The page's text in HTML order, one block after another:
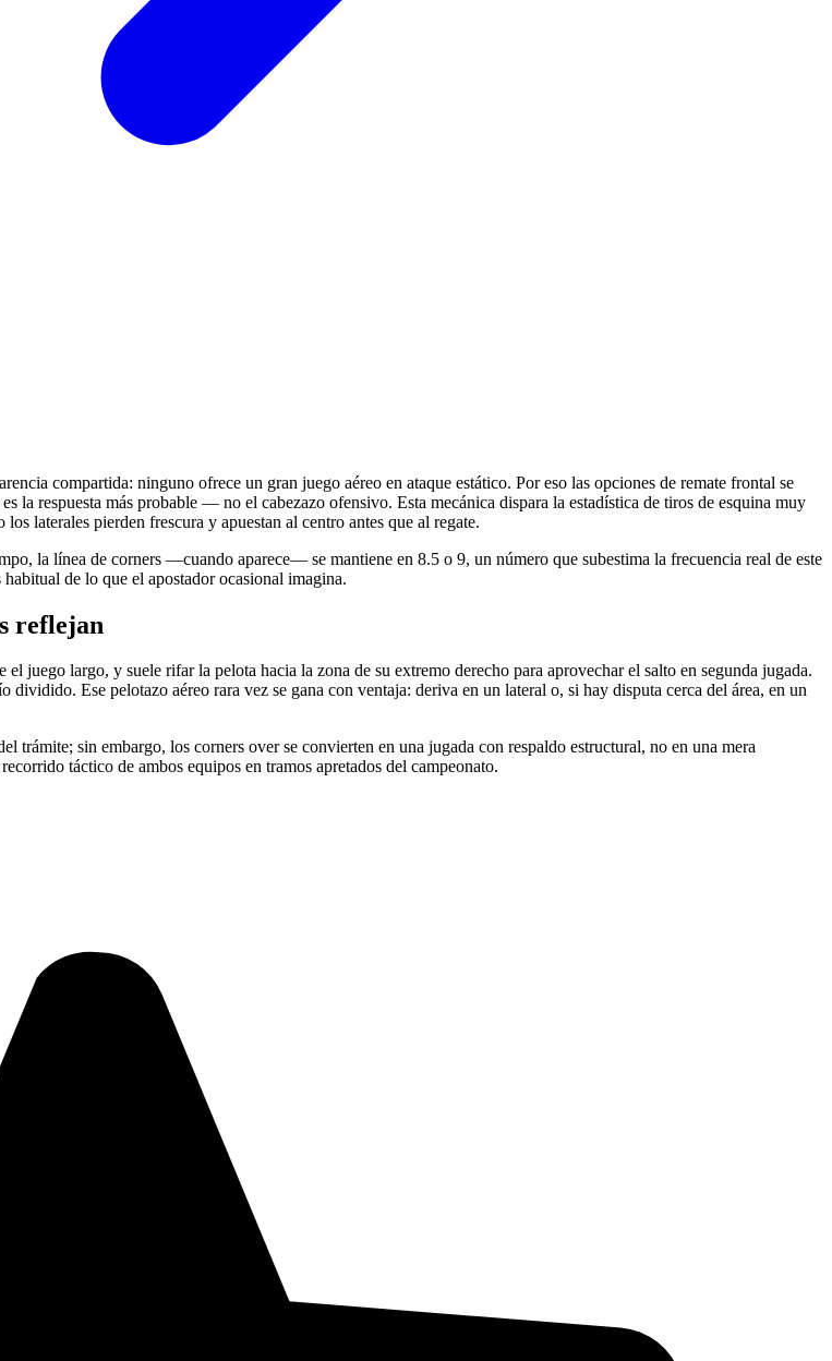
compartida: ninguno ofrece un gran juego aéreo en ataque estático. Por eso las opciones de remate frontal se
la respuesta más probable — no el cabezazo ofensivo. Esta mecánica dispara la estadística de tiros de esquina muy
laterales pierden frescura y apuestan al centro antes que al regate.
la línea de corners —cuando aparece— se mantiene en 8.5 o 9, un número que subestima la frecuencia real de este
de lo que el apostador ocasional imagina.
reflejan
juego largo, y suele rifar la pelota hacia la zona de su extremo derecho para aprovechar el salto en segunda jugada.
Ese pelotazo aéreo rara vez se gana con ventaja: deriva en un lateral o, si hay disputa cerca del área, en un
sin embargo, los corners over se convierten en una jugada con respaldo estructural, no en una mera
táctico de ambos equipos en tramos apretados del campeonato.